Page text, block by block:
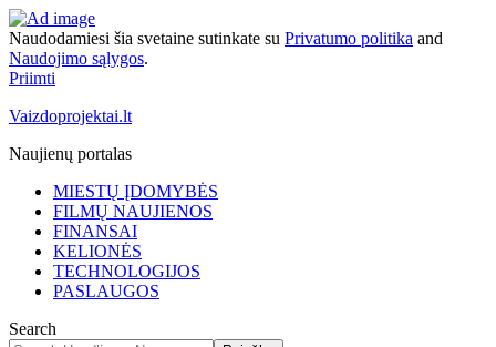
Naudodamiesi šia svetaine sutinkate su Privatumo politika and
Naudojimo sąlygos.
Priimti
Vaizdoprojektai.lt
Naujienų portalas
MIESTŲ ĮDOMYBĖS
FILMŲ NAUJIENOS
FINANSAI
KELIONĖS
TECHNOLOGIJOS
PASLAUGOS
Search